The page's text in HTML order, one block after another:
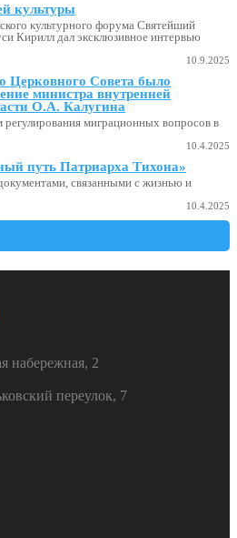
культуры
культурного форума Святейший
Кирилл дал эксклюзивное интервью
10.9.2025
Церковного Совета было
министра внутренней
О.А. Калугина
миграционных вопросов в
10.4.2025
путь Патриарха Тихона»
связанными с жизнью и
10.4.2025
набережная, 2
переулок, 7